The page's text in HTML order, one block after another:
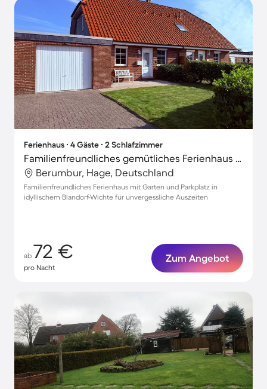
Ferienhaus ∙ 4 Gäste ∙ 2 Schlafzimmer
Familienfreundliches gemütliches Ferienhaus mit Grill, Terrasse und Garten | Neben dem Strand
Berumbur, Hage, Deutschland
Familienfreundliches Ferienhaus mit Garten und Parkplatz in
idyllischem Blandorf-Wichte für unvergessliche Auszeiten
ab 72 €
pro Nacht
Zum Angebot